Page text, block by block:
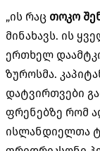
„ის რაც თოკო
მინახავს. ის
ერთხელ
ზუროსმა.
დატვირთვები
ფრენებზე რომ
ისლანდიელთა